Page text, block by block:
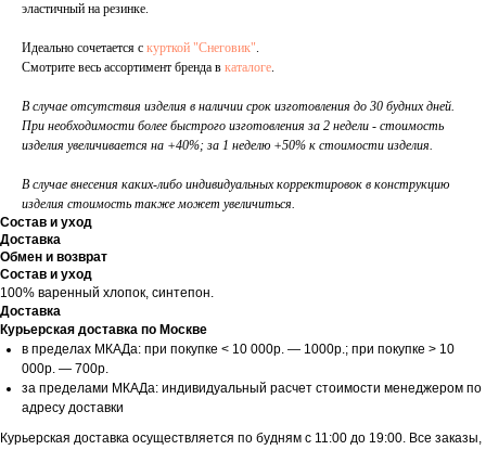
эластичный на резинке.
Идеально сочетается с курткой "Снеговик".
Смотрите весь ассортимент бренда в каталоге.
В случае отсутствия изделия в наличии срок изготовления до 30 будних дней.
При необходимости более быстрого изготовления за 2 недели - стоимость
изделия увеличивается на +40%; за 1 неделю +50% к стоимости изделия.
В случае внесения каких-либо индивидуальных корректировок в конструкцию
изделия стоимость также может увеличиться.
Состав и уход
Доставка
Обмен и возврат
Состав и уход
100% варенный хлопок, синтепон.
Доставка
Курьерская доставка по Москве
в пределах МКАДа: при покупке < 10 000р. — 1000р.; при покупке > 10
000р. — 700р.
за пределами МКАДа: индивидуальный расчет стоимости менеджером по
адресу доставки
Курьерская доставка осуществляется по будням с 11:00 до 19:00. Все заказы,